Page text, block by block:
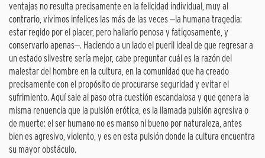
ventajas no resulta precisamente en la felicidad individual, muy al
contrario, vivimos infelices las más de las veces ‒la humana tragedia:
estar regido por el placer, pero hallarlo penosa y fatigosamente, y
conservarlo apenas‒. Haciendo a un lado el pueril ideal de que regresar a
un estado silvestre sería mejor, cabe preguntar cuál es la razón del
malestar del hombre en la cultura, en la comunidad que ha creado
precisamente con el propósito de procurarse seguridad y evitar el
sufrimiento. Aquí sale al paso otra cuestión escandalosa y que genera la
misma renuencia que la pulsión erótica, es la llamada pulsión agresiva o
de muerte: el ser humano no es manso ni bueno por naturaleza, antes
bien es agresivo, violento, y es en esta pulsión donde la cultura encuentra
su mayor obstáculo.